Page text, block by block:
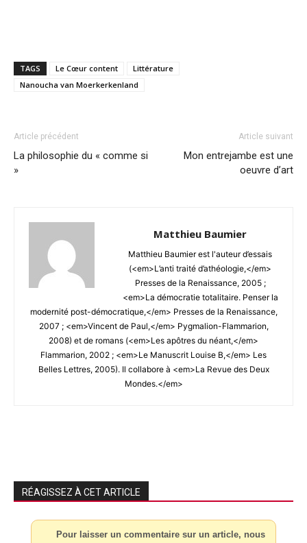
TAGS Le Cœur content
Littérature
Nanoucha van Moerkerkenland
Article précédent
La philosophie du « comme si
»
Article suivant
Mon entrejambe est une
oeuvre d’art
Matthieu Baumier
Matthieu Baumier est l'auteur d’essais
(<em>L’anti traité d’athéologie,</em>
Presses de la Renaissance, 2005 ;
<em>La démocratie totalitaire. Penser la
modernité post-démocratique,</em> Presses de la Renaissance,
2007 ; <em>Vincent de Paul,</em> Pygmalion-Flammarion,
2008) et de romans (<em>Les apôtres du néant,</em>
Flammarion, 2002 ; <em>Le Manuscrit Louise B,</em> Les
Belles Lettres, 2005). Il collabore à <em>La Revue des Deux
Mondes.</em>
RÉAGISSEZ À CET ARTICLE
Pour laisser un commentaire sur un article, nous